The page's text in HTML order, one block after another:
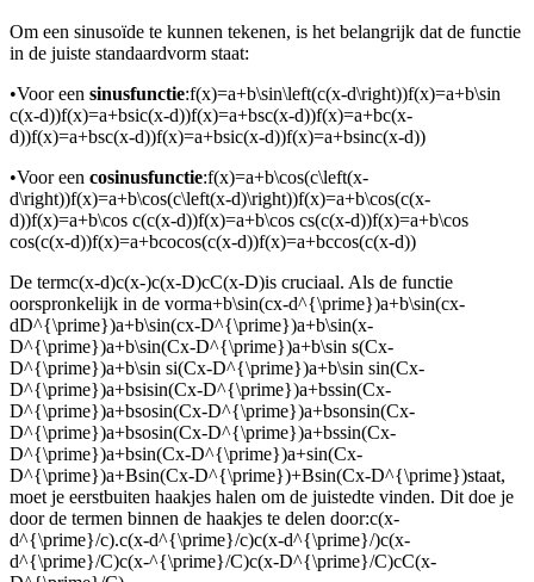
Om een sinusoïde te kunnen tekenen, is het belangrijk dat de functie
in de juiste standaardvorm staat:
•Voor een sinusfunctie:f(x)=a+b\sin\left(c(x-d\right))f(x)=a+b\sin
c(x-d))f(x)=a+bsic(x-d))f(x)=a+bsc(x-d))f(x)=a+bc(x-
d))f(x)=a+bsc(x-d))f(x)=a+bsic(x-d))f(x)=a+bsinc(x-d))
•Voor een cosinusfunctie:f(x)=a+b\cos(c\left(x-
d\right))f(x)=a+b\cos(c\left(x-d)\right))f(x)=a+b\cos(c(x-
d))f(x)=a+b\cos c(c(x-d))f(x)=a+b\cos cs(c(x-d))f(x)=a+b\cos
cos(c(x-d))f(x)=a+bcocos(c(x-d))f(x)=a+bccos(c(x-d))
De termc(x-d)c(x-)c(x-D)cC(x-D)is cruciaal. Als de functie
oorspronkelijk in de vorma+b\sin(cx-d^{\prime})a+b\sin(cx-
dD^{\prime})a+b\sin(cx-D^{\prime})a+b\sin(x-
D^{\prime})a+b\sin(Cx-D^{\prime})a+b\sin s(Cx-
D^{\prime})a+b\sin si(Cx-D^{\prime})a+b\sin sin(Cx-
D^{\prime})a+bsisin(Cx-D^{\prime})a+bssin(Cx-
D^{\prime})a+bsosin(Cx-D^{\prime})a+bsonsin(Cx-
D^{\prime})a+bsosin(Cx-D^{\prime})a+bssin(Cx-
D^{\prime})a+bsin(Cx-D^{\prime})a+sin(Cx-
D^{\prime})a+Bsin(Cx-D^{\prime})+Bsin(Cx-D^{\prime})staat,
moet je eerstbuiten haakjes halen om de juistedte vinden. Dit doe je
door de termen binnen de haakjes te delen door:c(x-
d^{\prime}/c).c(x-d^{\prime}/c)c(x-d^{\prime}/)c(x-
d^{\prime}/C)c(x-^{\prime}/C)c(x-D^{\prime}/C)cC(x-